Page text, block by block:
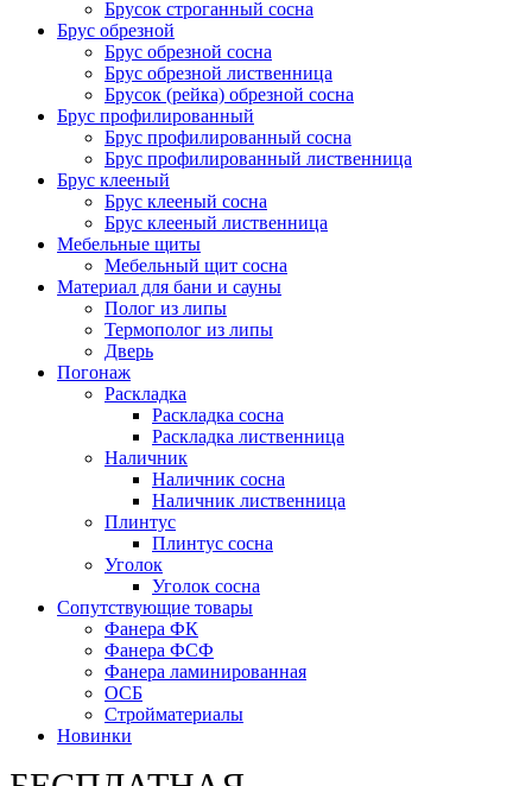
Брусок строганный сосна
Брус обрезной
Брус обрезной сосна
Брус обрезной лиственница
Брусок (рейка) обрезной сосна
Брус профилированный
Брус профилированный сосна
Брус профилированный лиственница
Брус клееный
Брус клееный сосна
Брус клееный лиственница
Мебельные щиты
Мебельный щит сосна
Материал для бани и сауны
Полог из липы
Термополог из липы
Дверь
Погонаж
Раскладка
Раскладка сосна
Раскладка лиственница
Наличник
Наличник сосна
Наличник лиственница
Плинтус
Плинтус сосна
Уголок
Уголок сосна
Сопутствующие товары
Фанера ФК
Фанера ФСФ
Фанера ламинированная
ОСБ
Стройматериалы
Новинки